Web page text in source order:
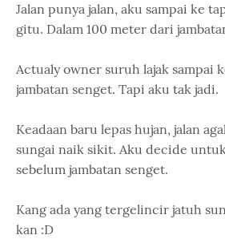
Jalan punya jalan, aku sampai ke
gitu. Dalam 100 meter dari
Actualy owner suruh lajak sampai
jambatan senget. Tapi aku tak jadi.
Keadaan baru lepas hujan, jalan
sungai naik sikit. Aku decide
sebelum jambatan senget.
Kang ada yang tergelincir jatuh
kan :D